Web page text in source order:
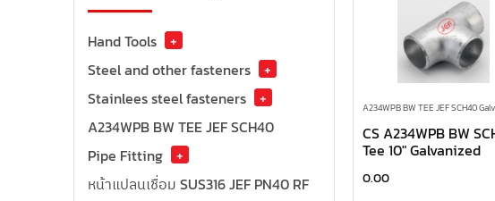
Hand Tools
+
Steel and other fasteners
+
Stainlees steel fasteners
+
A234WPB BW TEE JEF SCH40
Pipe Fitting
+
หน้าแปลนเชื่อม SUS316 JEF PN40 RF
A234WPB BW TEE JEF SCH40
CS A234WPB BW
Tee 10″ Galvanized
0.00